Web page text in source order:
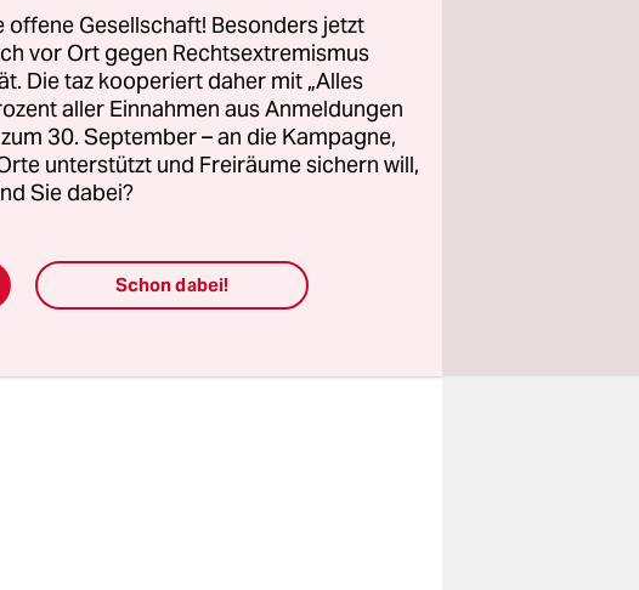
sagt, er sehe es
zu
Bemühen,
sagte Schaar am
Gesellschaft! Besonders jetzt
vor Ort gegen Rechtsextremismus
Die taz kooperiert daher mit „Alles
aller Einnahmen aus Anmeldungen
30. September – an die Kampagne,
unterstützt und Freiräume sichern will,
Sie dabei?
Schon dabei!